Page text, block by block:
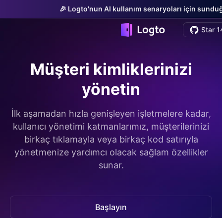
🎉 Logto'nun AI kullanım senaryoları için
Star
Müşteri kimliklerinizi
yönetin
İlk aşamadan hızla genişleyen işletmelere kadar,
kullanıcı yönetimi katmanlarımız, müşterilerinizi
birkaç tıklamayla veya birkaç kod satırıyla
yönetmenize yardımcı olacak sağlam özellikler
sunar.
Başlayın